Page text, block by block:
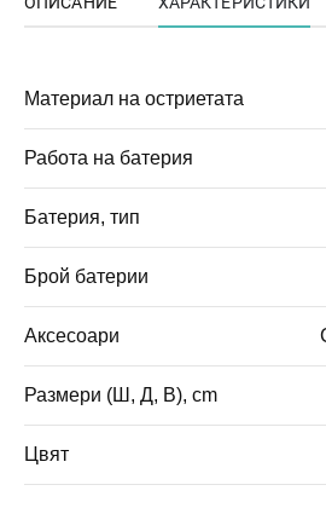
Материал на остриетата
Работа на батерия
Батерия, тип
Брой батерии
Аксесоари
Размери (Ш, Д, В), cm
Цвят